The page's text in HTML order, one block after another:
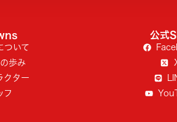
ついて
歩み
クター
フ
公式